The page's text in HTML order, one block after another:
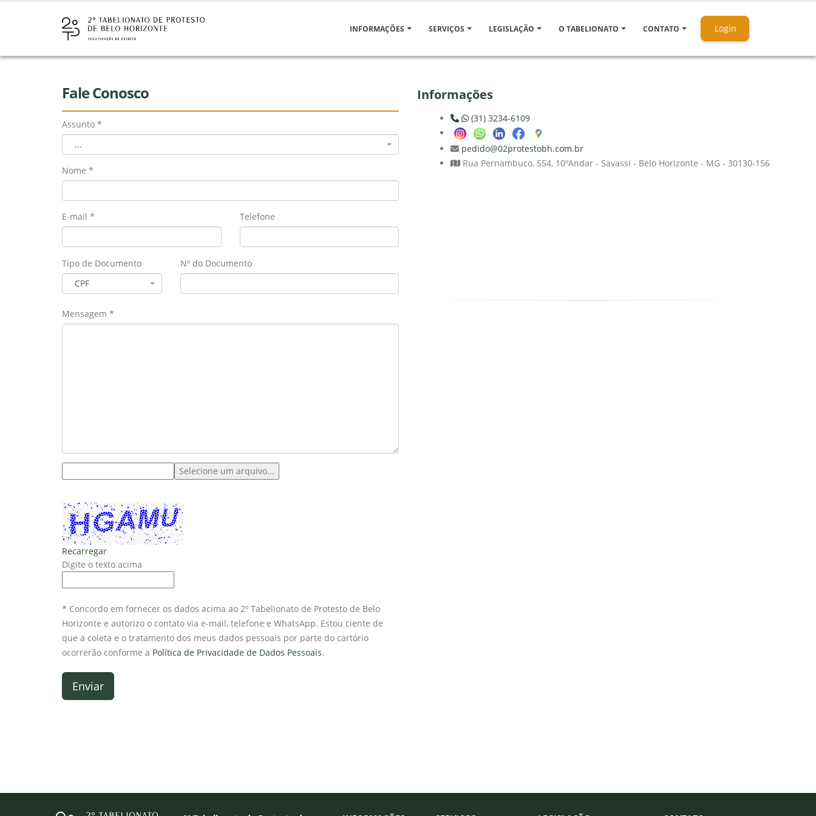
INFORMAÇÕES SERVIÇOS LEGISLAÇÃO O TABELIONATO CONTATO Login
Fale Conosco
Assunto *
...
Nome *
E-mail * Telefone
Tipo de Documento
CPF
Nº do Documento
Mensagem *
Recarregar
Digite o texto acima
* Concordo em fornecer os dados acima ao 2º Tabelionato de Protesto de Belo
Horizonte e autorizo o contato via e-mail, telefone e WhatsApp. Estou ciente de
que a coleta e o tratamento dos meus dados pessoais por parte do cartório
ocorrerão conforme a Política de Privacidade de Dados Pessoais.
Informações
(31) 3234-6109
pedido@02protestobh.com.br
Rua Pernambuco, 554, 10ºAndar - Savassi - Belo Horizonte - MG - 30130-156